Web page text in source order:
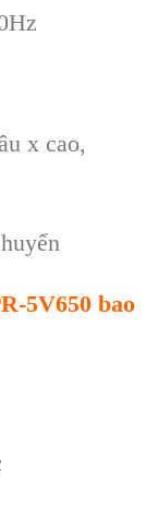
âu x cao,
5V650 bao